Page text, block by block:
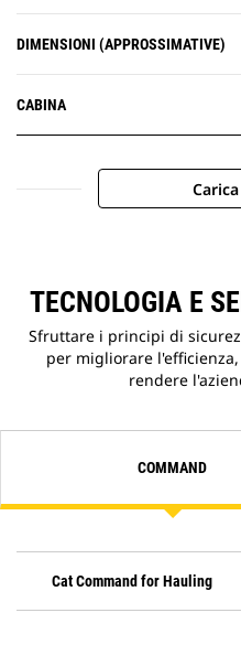
DIMENSIONI (APPROSSIMATIVE)
CABINA
TECNOLOGIA E
Sfruttare i principi di
per migliorare
rendere
COMMAND
Cat Command for Hauling